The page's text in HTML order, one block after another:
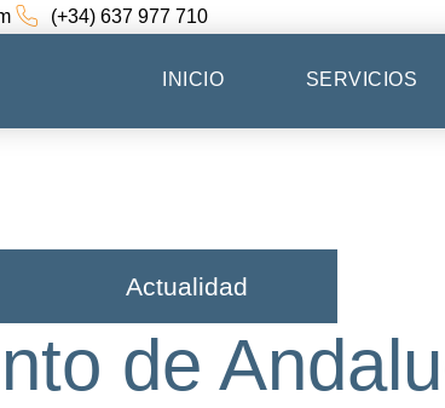
(+34) 637 977 710
INICIO SERVICIOS
Actualidad
de